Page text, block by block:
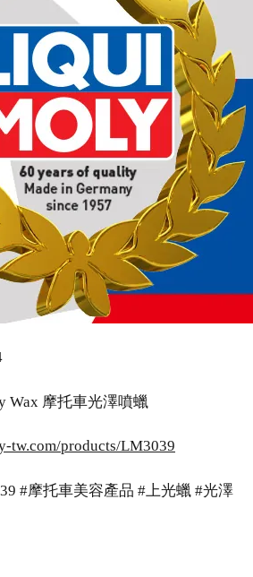
Wax 摩托車光澤噴蠟
tw.com/products/LM3039
#摩托車美容產品 #上光蠟 #光澤